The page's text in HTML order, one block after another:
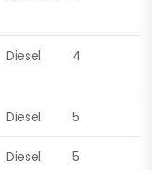
Diesel 4
Diesel 5
Diesel 5